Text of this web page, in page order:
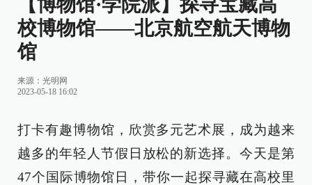
【博物馆·学院派】探寻宝藏高
校博物馆——北京航空航天博物
馆
来源： 光明网
2023-05-18 16:02
打卡有趣博物馆，欣赏多元艺术展，成为越来
越多的年轻人节假日放松的新选择。今天是第
47个国际博物馆日，带你一起探寻藏在高校里